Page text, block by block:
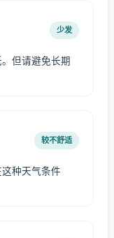
少发
但请避免长期
较不舒适
种天气条件